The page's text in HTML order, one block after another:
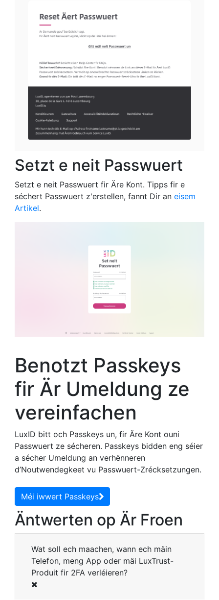
Setzt e neit Passwuert
Setzt e neit Passwuert fir Äre Kont. Tipps fir e
séchert Passwuert z'erstellen, fannt Dir an eisem
Artikel.
Benotzt Passkeys
fir Är Umeldung ze
vereinfachen
LuxID bitt och Passkeys un, fir Äre Kont ouni
Passwuert ze sécheren. Passkeys bidden eng séier
a sécher Umeldung an verhënneren
d’Noutwendegkeet vu Passwuert-Zrécksetzungen.
Méi iwwert Passkeys
Äntwerten op Är Froen
Wat soll ech maachen, wann ech mäin
Telefon, meng App oder mäi LuxTrust-
Produit fir 2FA verléieren?